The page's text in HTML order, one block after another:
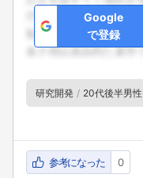
Google
で登録
研究開発 20代後半男性
参考になった 0